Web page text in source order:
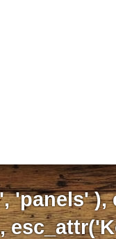
'panels' ),